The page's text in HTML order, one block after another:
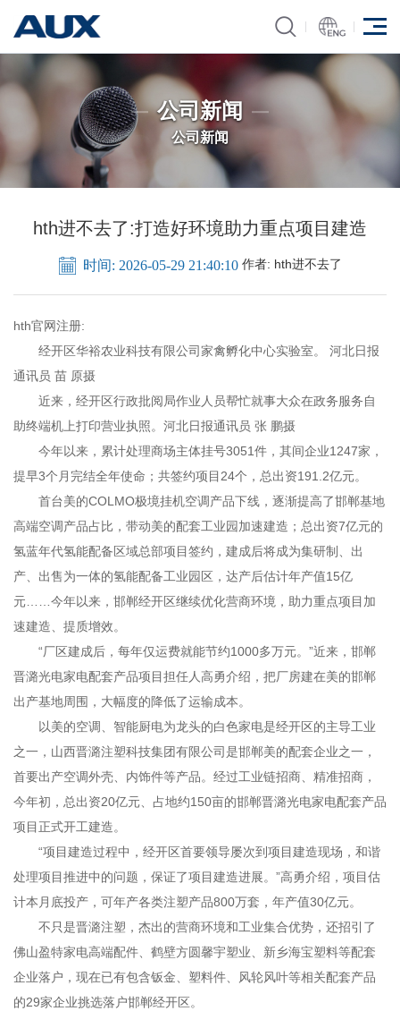
公司新闻
公司新闻
hth进不去了:打造好环境助力重点项目建造
时间: 2026-05-29 21:40:10 作者: hth进不去了
hth官网注册:
经开区华裕农业科技有限公司家禽孵化中心实验室。 河北日报
通讯员 苗 原摄
近来，经开区行政批阅局作业人员帮忙就事大众在政务服务自
助终端机上打印营业执照。河北日报通讯员 张 鹏摄
今年以来，累计处理商场主体挂号3051件，其间企业1247家，
提早3个月完结全年使命；共签约项目24个，总出资191.2亿元。
首台美的COLMO极境挂机空调产品下线，逐渐提高了邯郸基地
高端空调产品占比，带动美的配套工业园加速建造；总出资7亿元的
氢蓝年代氢能配备区域总部项目签约，建成后将成为集研制、出
产、出售为一体的氢能配备工业园区，达产后估计年产值15亿
元……今年以来，邯郸经开区继续优化营商环境，助力重点项目加
速建造、提质增效。
“厂区建成后，每年仅运费就能节约1000多万元。”近来，邯郸
晋潞光电家电配套产品项目担任人高勇介绍，把厂房建在美的邯郸
出产基地周围，大幅度的降低了运输成本。
以美的空调、智能厨电为龙头的白色家电是经开区的主导工业
之一，山西晋潞注塑科技集团有限公司是邯郸美的配套企业之一，
首要出产空调外壳、内饰件等产品。经过工业链招商、精准招商，
今年初，总出资20亿元、占地约150亩的邯郸晋潞光电家电配套产品
项目正式开工建造。
“项目建造过程中，经开区首要领导屡次到项目建造现场，和谐
处理项目推进中的问题，保证了项目建造进展。”高勇介绍，项目估
计本月底投产，可年产各类注塑产品800万套，年产值30亿元。
不只是晋潞注塑，杰出的营商环境和工业集合优势，还招引了
佛山盈特家电高端配件、鹤壁方圆馨宇塑业、新乡海宝塑料等配套
企业落户，现在已有包含钣金、塑料件、风轮风叶等相关配套产品
的29家企业挑选落户邯郸经开区。